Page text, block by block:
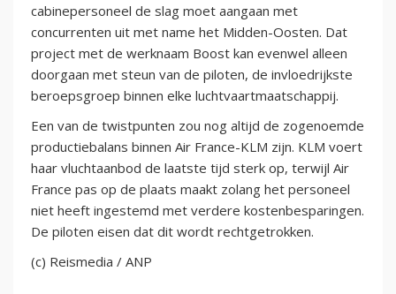
cabinepersoneel de slag moet aangaan met
concurrenten uit met name het Midden-Oosten. Dat
project met de werknaam Boost kan evenwel alleen
doorgaan met steun van de piloten, de invloedrijkste
beroepsgroep binnen elke luchtvaartmaatschappij.
Een van de twistpunten zou nog altijd de zogenoemde
productiebalans binnen Air France-KLM zijn. KLM voert
haar vluchtaanbod de laatste tijd sterk op, terwijl Air
France pas op de plaats maakt zolang het personeel
niet heeft ingestemd met verdere kostenbesparingen.
De piloten eisen dat dit wordt rechtgetrokken.
(c) Reismedia / ANP